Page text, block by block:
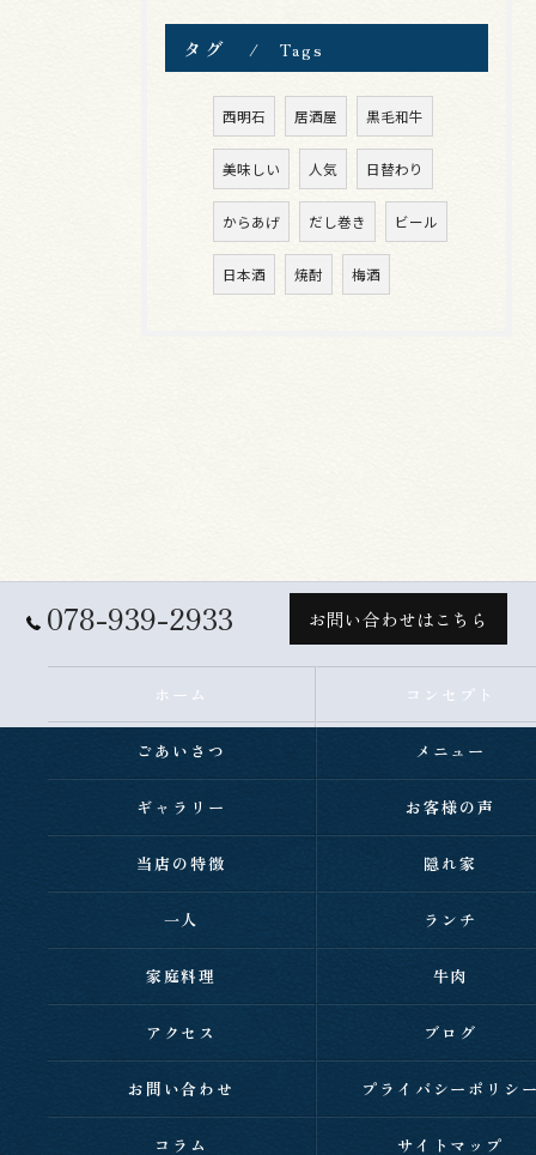
タグ Tags
西明石 居酒屋 黒毛和牛
美味しい 人気 日替わり
からあげ だし巻き ビール
日本酒 焼酎 梅酒
078-939-2933 お問い合わせはこちら
ホーム コンセプト
ごあいさつ メニュー
ギャラリー お客様の声
当店の特徴 隠れ家
一人 ランチ
家庭料理 牛肉
アクセス ブログ
お問い合わせ プライバシーポリシ
コラム サイトマップ